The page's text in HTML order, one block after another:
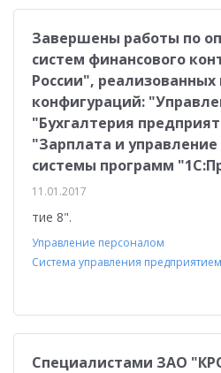
Завершены работы по
систем финансового
России",
конфигураций:
"Бухгалтерия
"Зарплата и
системы программ
11.01.2017
тие 8".
Управление персоналом
Система управления предприятием
Специалистами ЗАО